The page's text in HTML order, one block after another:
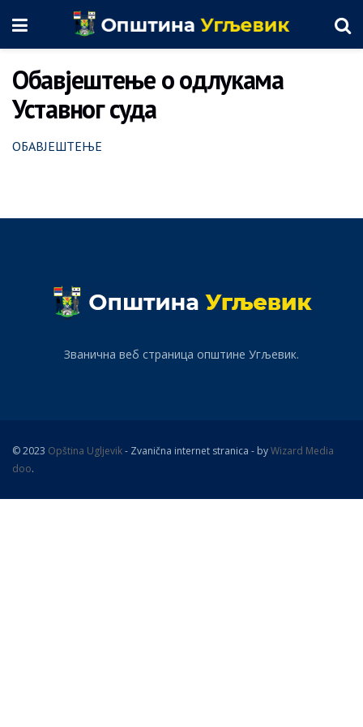
Обавјештење о одлукама
Уставног суда
ОБАВЈЕШТЕЊЕ
Званична веб страница општине Угљевик.
© 2023 Opština Ugljevik- Zvanična internet stranica - byWizard Media
doo.